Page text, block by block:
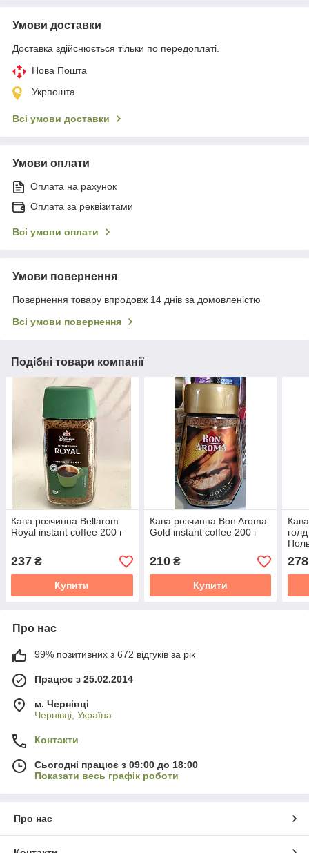
Умови доставки
Доставка здійснюється тільки по передоплаті.
Нова Пошта
Укрпошта
Всі умови доставки
Умови оплати
Оплата на рахунок
Оплата за реквізитами
Всі умови оплати
Умови повернення
Повернення товару впродовж 14 днів за домовленістю
Всі умови повернення
Подібні товари компанії
Кава розчинна Bellarom
Royal instant coffee 200 г
237 ₴
Купити
Кава розчинна Bon Aroma
Gold instant coffee 200 г
210₴
Купити
278
Про нас
99% позитивних з 672 відгуків за рік
Працює з 25.02.2014
м. Чернівці
Чернівці, Україна
Контакти
Сьогодні працює з 09:00 до 18:00
Показати весь графік роботи
Про нас